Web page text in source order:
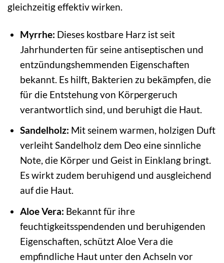
gleichzeitig effektiv wirken.
Myrrhe: Dieses kostbare Harz ist seit
Jahrhunderten für seine antiseptischen und
entzündungshemmenden Eigenschaften
bekannt. Es hilft, Bakterien zu bekämpfen, die
für die Entstehung von Körpergeruch
verantwortlich sind, und beruhigt die Haut.
Sandelholz: Mit seinem warmen, holzigen Duft
verleiht Sandelholz dem Deo eine sinnliche
Note, die Körper und Geist in Einklang bringt.
Es wirkt zudem beruhigend und ausgleichend
auf die Haut.
Aloe Vera: Bekannt für ihre
feuchtigkeitsspendenden und beruhigenden
Eigenschaften, schützt Aloe Vera die
empfindliche Haut unter den Achseln vor